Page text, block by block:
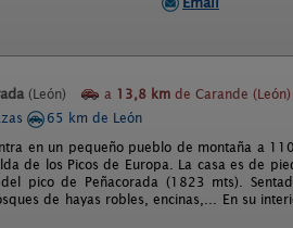
(León) a 13,8 km de Carande (León)
65 km de León
en un pequeño pueblo de montaña a
de los Picos de Europa. La casa es de
pico de Peñacorada (1823 mts).
de hayas robles, encinas,... En su